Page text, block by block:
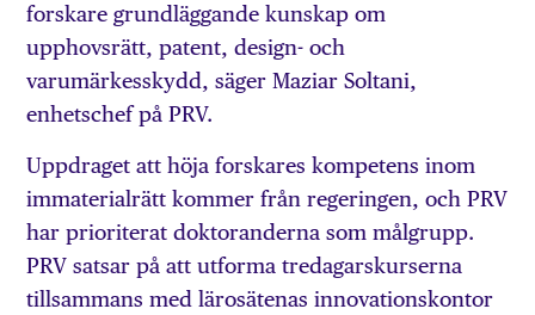
forskare grundläggande kunskap om
upphovsrätt, patent, design- och
varumärkesskydd, säger Maziar Soltani,
enhetschef på PRV.
Uppdraget att höja forskares kompetens inom
immaterialrätt kommer från regeringen, och PRV
har prioriterat doktoranderna som målgrupp.
PRV satsar på att utforma tredagars­kurserna
tillsammans med lärosätenas innovationskontor